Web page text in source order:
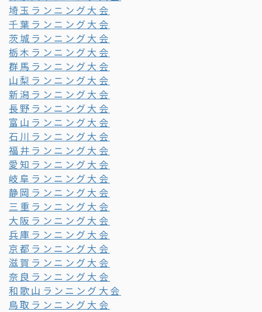
埼玉ランニング大会
千葉ランニング大会
茨城ランニング大会
栃木ランニング大会
群馬ランニング大会
山梨ランニング大会
新潟ランニング大会
長野ランニング大会
富山ランニング大会
石川ランニング大会
福井ランニング大会
愛知ランニング大会
岐阜ランニング大会
静岡ランニング大会
三重ランニング大会
大阪ランニング大会
兵庫ランニング大会
京都ランニング大会
滋賀ランニング大会
奈良ランニング大会
和歌山ランニング大会
鳥取ランニング大会